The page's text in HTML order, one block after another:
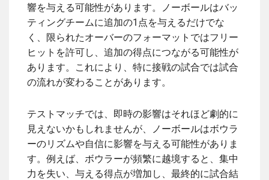
響を与える可能性があります。ノーボールはバッ
ティングチームに追加の1点を与えるだけでな
く、限られたオーバーのフォーマットではフリー
ヒットを許可し、追加の得点につながる可能性が
あります。これにより、特に接戦の試合では試合
の流れが変わることがあります。
テストマッチでは、即時の影響はそれほど劇的に
見えないかもしれませんが、ノーボールはボウラ
ーのリズムや自信に影響を与える可能性がありま
す。例えば、ボウラーが頻繁に越境すると、集中
力を失い、与える得点が増加し、最終的に試合結